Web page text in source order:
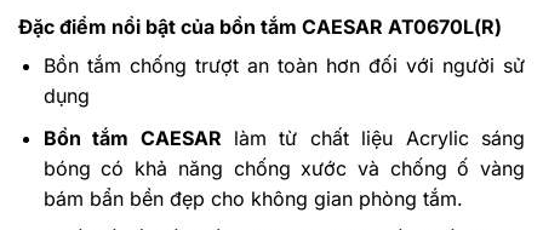
Đặc điểm nổi bật của bồn tắm CAESAR AT0670L(R)
Bồn tắm chống trượt an toàn hơn đối với người sử
dụng
Bồn tắm CAESAR làm từ chất liệu Acrylic sáng
bóng có khả năng chống xước và chống ố vàng
bám bẩn bền đẹp cho không gian phòng tắm.